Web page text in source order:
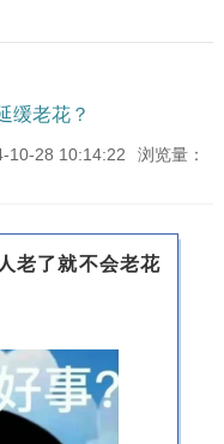
缓老花？
10-28 10:14:22
浏览量：
老了就不会老花